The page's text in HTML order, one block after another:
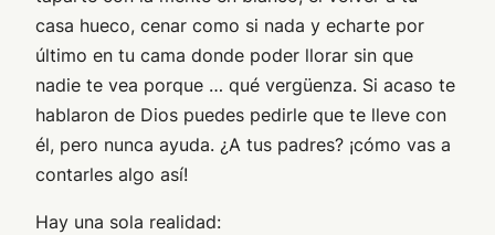
casa hueco, cenar como si nada y echarte por
último en tu cama donde poder llorar sin que
nadie te vea porque … qué vergüenza. Si acaso te
hablaron de Dios puedes pedirle que te lleve con
él, pero nunca ayuda. ¿A tus padres? ¡cómo vas a
contarles algo así!
Hay una sola realidad: